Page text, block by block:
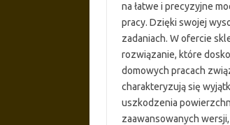
na łatwe i precyzyjne
pracy. Dzięki swojej
zadaniach. W ofercie
rozwiązanie, które
domowych pracach
charakteryzują się
uszkodzenia
zaawansowanych